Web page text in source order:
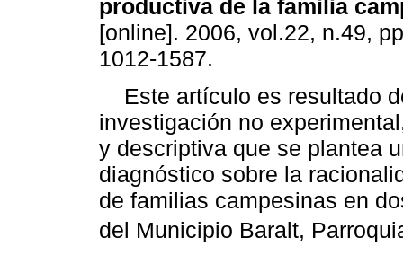
productiva de la familia
[online]. 2006, vol.22, n.49,
1012-1587.
Este artículo es resultado
investigación no
y descriptiva que se plantea
diagnóstico sobre la
de familias campesinas en
del Municipio Baralt,